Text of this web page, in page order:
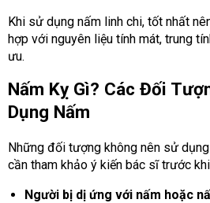
Khi sử dụng nấm linh chi, tốt nhất
hợp với nguyên liệu tính mát, trung
ưu.
Nấm Kỵ Gì? Các Đối
Dụng Nấm
Những đối tượng không nên sử
cần tham khảo ý kiến bác sĩ trước
Người bị dị ứng với nấm hoặc